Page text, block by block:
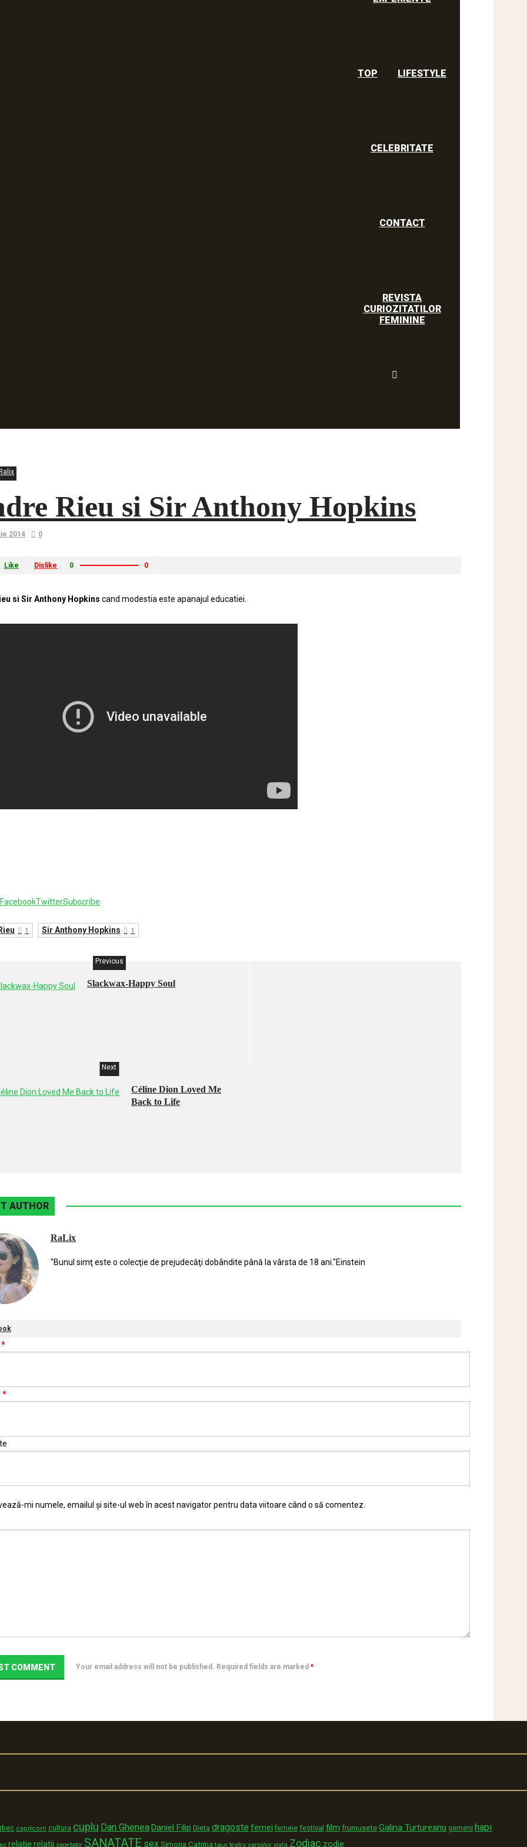
TOP LIFESTYLE
CELEBRITATE
CONTACT
REVISTA
CURIOZITATILOR
FEMININE
Rieu si Sir Anthony Hopkins
2014 0
Like Dislike 0 0
si Sir Anthony Hopkins cand modestia este apanajul educatiei.
FacebookTwitterSubscribe
1 Sir Anthony Hopkins 1
Previous
Slackwax-Happy Soul
Next
Céline Dion Loved Me
Back to Life
AUTHOR
RaLix
"Bunul simţ este o colecţie de prejudecăţi dobândite până la vârsta de 18 ani."Einstein
*
*
mi numele, emailul și site-ul web în acest navigator pentru data viitoare când o să comentez.
Your email address will not be published. Required fields are marked *
capricorn cultura cuplu Dan GheneaDaniel Filip Dieta dragoste femei femeie festival film frumusete Galina Turtureanu gemeni hapi
relatie relatii sagetator SANATATE sexSimona Catrina taur teatru varsator viata Zodiac zodie